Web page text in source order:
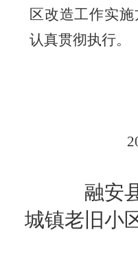
区改造工作实
认真贯彻执行。
融安
城镇老旧小